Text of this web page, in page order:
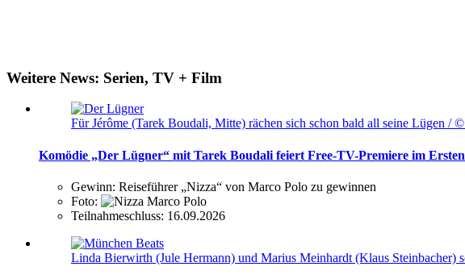
Weitere News: Serien, TV + Film
Für Jérôme (Tarek Boudali, Mitte) rächen sich schon bald all seine Lügen /
Komödie „Der Lügner“ mit Tarek Boudali feiert Free-TV-Premiere im Ersten
Gewinn: Reiseführer „Nizza“ von Marco Polo zu gewinnen
Foto:
Teilnahmeschluss: 16.09.2026
Linda Bierwirth (Jule Hermann) und Marius Meinhardt (Klaus